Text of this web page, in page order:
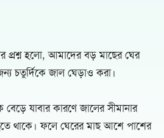
প্রশ্ন হলো, আমাদের বড় মাছের ঘের
চতুর্দিকে জাল ঘেড়াও করা।
বেড়ে যাবার কারণে জালের সীমানার
থাকে। ফলে ঘেরের মাছ আশে পাশের